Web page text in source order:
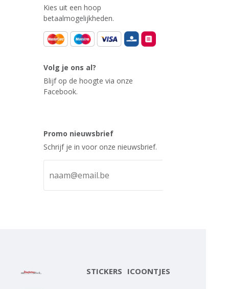
Kies uit een hoop
betaalmogelijkheden.
Volg je ons al?
Blijf op de hoogte via onze
Facebook.
Promo nieuwsbrief
Schrijf je in voor onze nieuwsbrief.
STICKERS ICOONTJES